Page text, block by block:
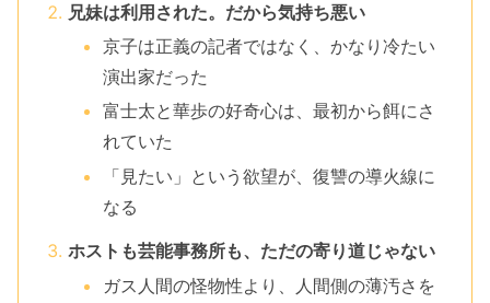
兄妹は利用された。だから気持ち悪い
京子は正義の記者ではなく、かなり冷たい
演出家だった
富士太と華歩の好奇心は、最初から餌にさ
れていた
「見たい」という欲望が、復讐の導火線に
なる
ホストも芸能事務所も、ただの寄り道じゃない
ガス人間の怪物性より、人間側の薄汚さを